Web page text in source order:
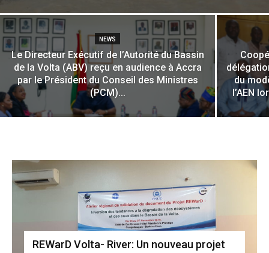
NEWS
Le Directeur Exécutif de l’Autorité du Bassin
de la Volta (ABV) reçu en audience à Accra
par le Président du Conseil des Ministres
(PCM)...
du
l’AEN
REWarD Volta- River: Un nouveau projet